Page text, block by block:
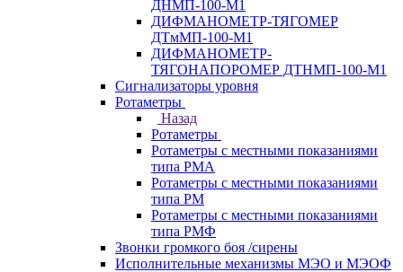
ДНМП-100-М1
ДИФМАНОМЕТР-ТЯГОМЕР
ДТмМП-100-М1
ДИФМАНОМЕТР-
ТЯГОНАПОРОМЕР ДТНМП-100-М1
Сигнализаторы уровня
Ротаметры
Назад
Ротаметры
Ротаметры с местными показаниями
типа РМА
Ротаметры с местными показаниями
типа РМ
Ротаметры с местными показаниями
типа РМФ
Звонки громкого боя /сирены
Исполнительные механизмы МЭО и МЭОФ